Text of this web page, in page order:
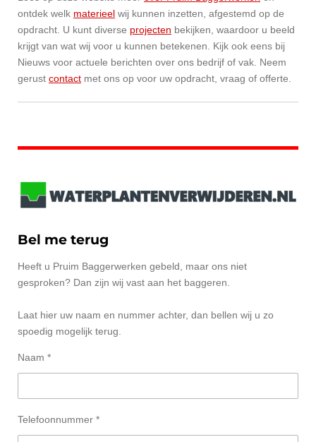
ontdek welk materieel wij kunnen inzetten, afgestemd op de
opdracht. U kunt diverse projecten bekijken, waardoor u beeld
krijgt van wat wij voor u kunnen betekenen. Kijk ook eens bij
Nieuws voor actuele berichten over ons bedrijf of vak. Neem
gerust contact met ons op voor uw opdracht, vraag of offerte.
Bel me terug
Heeft u Pruim Baggerwerken gebeld, maar ons niet
gesproken? Dan zijn wij vast aan het baggeren.
Laat hier uw naam en nummer achter, dan bellen wij u zo
spoedig mogelijk terug.
Naam *
Telefoonnummer *